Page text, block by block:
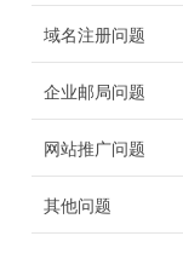
域名注册问题
企业邮局问题
网站推广问题
其他问题